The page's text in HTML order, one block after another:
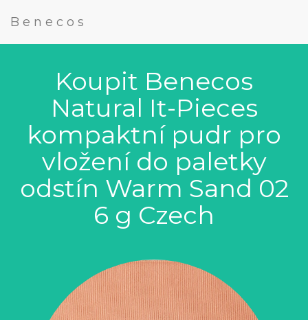
Benecos
Koupit Benecos
Natural It-Pieces
kompaktní pudr pro
vložení do paletky
odstín Warm Sand 02
6 g Czech